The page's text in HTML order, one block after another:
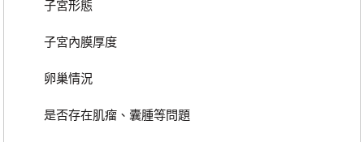
子宮形態
子宮內膜厚度
卵巢情況
是否存在肌瘤、囊腫等問題